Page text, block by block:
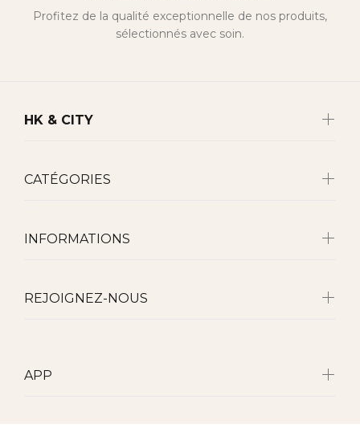
Profitez de la qualité exceptionnelle de nos produits,
sélectionnés avec soin.
HK & CITY
CATÉGORIES
INFORMATIONS
REJOIGNEZ-NOUS
APP